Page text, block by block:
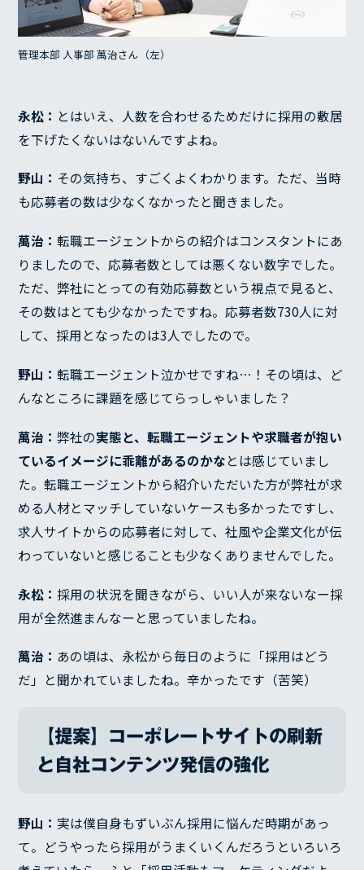
管理本部 人事部 萬治さん（左）
永松： とはいえ、人数を合わせるためだけに採用の敷居
を下げたくないはないんですよね。
野山： その気持ち、すごくよくわかります。ただ、当時
も応募者の数は少なくなかったと聞きました。
萬治：転職エージェントからの紹介はコンスタントにあ
りましたので、応募者数としては悪くない数字でした。
ただ、弊社にとっての有効応募数という視点で見ると、
その数はとても少なかったですね。応募者数730人に対
して、採用となったのは3人でしたので。
野山：転職エージェント泣かせですね…！その頃は、ど
んなところに課題を感じてらっしゃいました？
萬治：弊社の実態と、転職エージェントや求職者が抱い
ているイメージに乖離があるのかなとは感じていまし
た。転職エージェントから紹介いただいた方が弊社が求
める人材とマッチしていないケースも多かったですし、
求人サイトからの応募者に対して、社風や企業文化が伝
わっていないと感じることも少なくありませんでした。
永松：採用の状況を聞きながら、いい人が来ないなー採
用が全然進まんなーと思っていましたね。
萬治： あの頃は、永松から毎日のように「採用はどう
だ」と聞かれていましたね。辛かったです（苦笑）
【提案】コーポレートサイトの刷新
と自社コンテンツ発信の強化
野山： 実は僕自身もずいぶん採用に悩んだ時期があっ
て。どうやったら採用がうまくいくんだろうといろいろ